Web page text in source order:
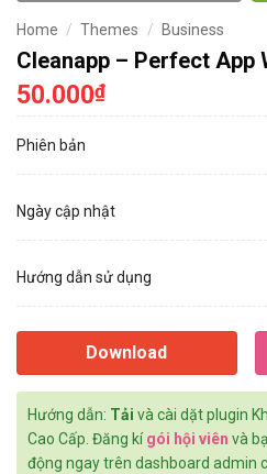
Home / Themes / Business
Cleanapp – Perfect App
50.000₫
Phiên bản
Ngày cập nhật
Hướng dẫn sử dụng
Download
Hướng dẫn: Tải và cài dặt plugin
Cao Cấp. Đăng kígói hội viên và
động ngay trên dashboard admin